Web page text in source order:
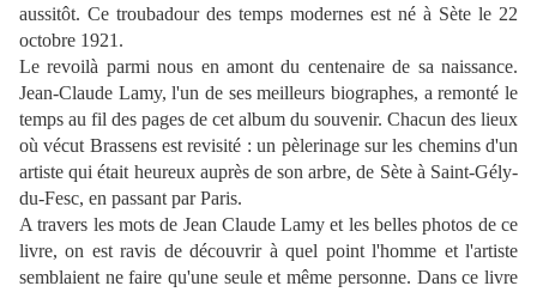
aussitôt. Ce troubadour des temps modernes est né à Sète le 22
octobre 1921.
Le revoilà parmi nous en amont du centenaire de sa naissance.
Jean-Claude Lamy, l'un de ses meilleurs biographes, a remonté le
temps au fil des pages de cet album du souvenir. Chacun des lieux
où vécut Brassens est revisité : un pèlerinage sur les chemins d'un
artiste qui était heureux auprès de son arbre, de Sète à Saint-Gély-
du-Fesc, en passant par Paris.
A travers les mots de Jean Claude Lamy et les belles photos de ce
livre, on est ravis de découvrir à quel point l'homme et l'artiste
semblaient ne faire qu'une seule et même personne. Dans ce livre